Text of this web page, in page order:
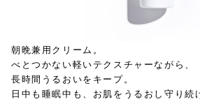
朝晩兼用クリーム。
べとつかない軽いテクスチャーながら、
長時間うるおいをキープ。
日中も睡眠中も、お肌をうるおし守り続